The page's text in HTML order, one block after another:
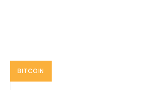
BITCOIN